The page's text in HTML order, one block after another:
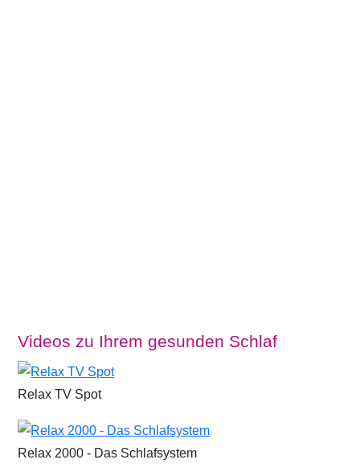
Videos zu Ihrem gesunden Schlaf
Relax TV Spot
Relax 2000 - Das Schlafsystem